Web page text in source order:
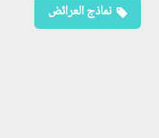
نماذج العرائض